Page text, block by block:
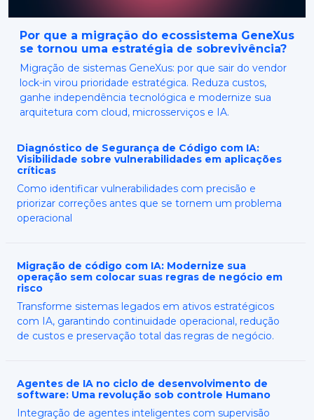
Por que a migração do ecossistema GeneXus
se tornou uma estratégia de sobrevivência?
Migração de sistemas GeneXus: por que sair do vendor
lock-in virou prioridade estratégica. Reduza custos,
ganhe independência tecnológica e modernize sua
arquitetura com cloud, microsserviços e IA.
Diagnóstico de Segurança de Código com IA:
Visibilidade sobre vulnerabilidades em aplicações
críticas
Como identificar vulnerabilidades com precisão e
priorizar correções antes que se tornem um problema
operacional
Migração de código com IA: Modernize sua
operação sem colocar suas regras de negócio em
risco
Transforme sistemas legados em ativos estratégicos
com IA, garantindo continuidade operacional, redução
de custos e preservação total das regras de negócio.
Agentes de IA no ciclo de desenvolvimento de
software: Uma revolução sob controle Humano
Integração de agentes inteligentes com supervisão